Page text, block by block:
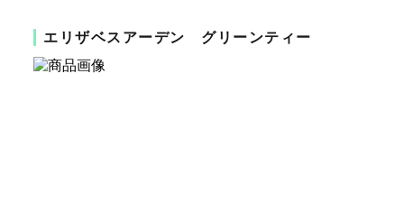
エリザベスアーデン グリーンティー